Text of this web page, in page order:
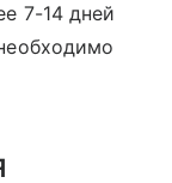
7-14 дней